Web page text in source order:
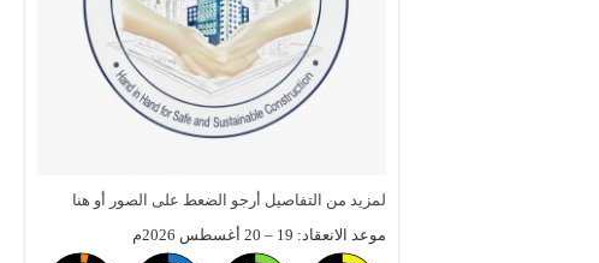
لمزيد من التفاصيل أرجو الضعط على الصور أو هنا
موعد الانعقاد: 19 – 20 أغسطس 2026م